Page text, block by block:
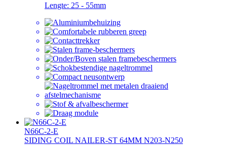
Lengte: 25 - 55mm
N66C-2-E
SIDING COIL NAILER-ST 64MM N203-N250